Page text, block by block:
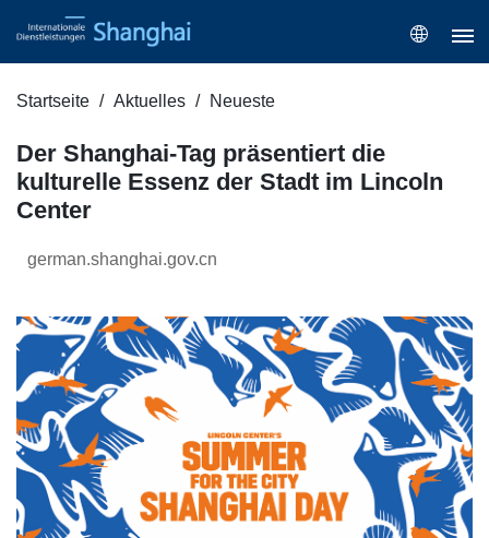
Startseite Aktuelles Neueste
Der Shanghai-Tag präsentiert die
kulturelle Essenz der Stadt im Lincoln
Center
german.shanghai.gov.cn